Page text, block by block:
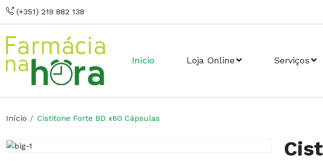
(+351) 219 882 138
Início Loja Online Serviços
Início Cistitone Forte BD x60 Cápsulas